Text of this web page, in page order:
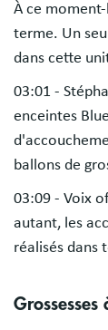
À ce
terme. Un
dans cette
03:01 -
enceintes
ballons de
03:09 - Voix
autant, les
réalisés dans
Grossesses